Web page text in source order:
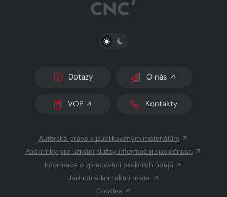
PŘEPNOUT SVĚTLÝ/TMAVÝ REŽIM
Dotazy O nás
VOP Kontakty
Autorská práva k publikovaným materiálům
Podmínky pro užívání služby informační společnosti
Informace o zpracování osobních údajů
Jednotná kontaktní místa
Cookies